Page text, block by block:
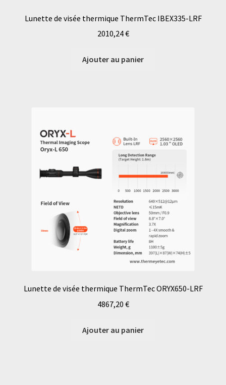
Lunette de visée thermique ThermTec IBEX335-LRF
2010,24€
Ajouter au panier
Lunette de visée thermique ThermTec ORYX650-LRF
4867,20 €
Ajouter au panier